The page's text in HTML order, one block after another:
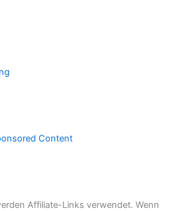
Content
Affiliate-Links verwendet. Wenn